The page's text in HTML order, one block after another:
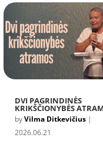
DVI PAGRINDINĖS
KRIKŠČIONYBĖS
byVilma Ditkevičius |
2026.06.21